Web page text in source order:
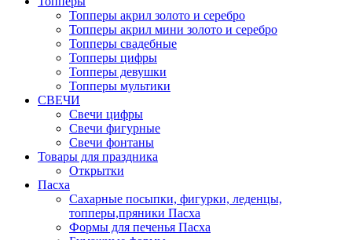
Топперы акрил золото и серебро
Топперы акрил мини золото и серебро
Топперы свадебные
Топперы цифры
Топперы девушки
Топперы мультики
СВЕЧИ
Свечи цифры
Свечи фигурные
Свечи фонтаны
Товары для праздника
Открытки
Пасха
Сахарные посыпки, фигурки, леденцы,
топперы,пряники Пасха
Формы для печенья Пасха